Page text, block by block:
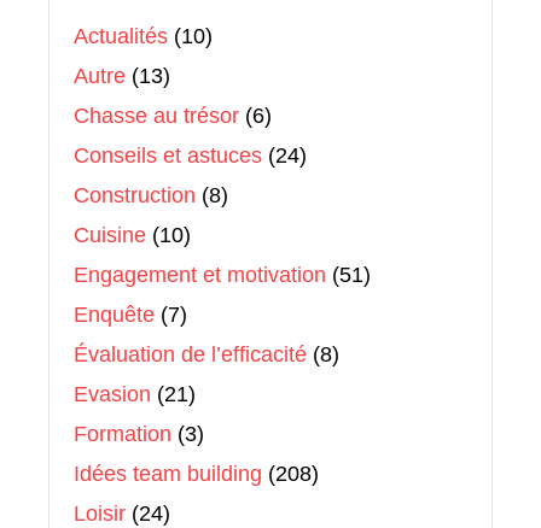
Actualités (10)
Autre (13)
Chasse au trésor (6)
Conseils et astuces (24)
Construction (8)
Cuisine (10)
Engagement et motivation (51)
Enquête (7)
Évaluation de l’efficacité (8)
Evasion (21)
Formation (3)
Idées team building (208)
Loisir (24)